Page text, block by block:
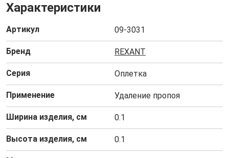
Характеристики
Артикул 09-3031
Бренд REXANT
Серия Оплетка
Применение Удаление пропоя
Ширина изделия, см 0.1
Высота изделия, см 0.1